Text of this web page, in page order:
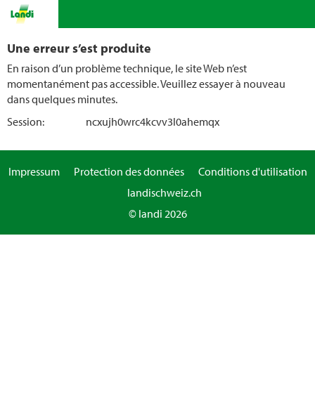
Une erreur s’est produite
En raison d’un problème technique, le site Web n’est
momentanément pas accessible. Veuillez essayer à nouveau
dans quelques minutes.
Session:
ncxujh0wrc4kcvv3l0ahemqx
Impressum Protection des données
Conditions d'utilisation
landischweiz.ch
© landi 2026